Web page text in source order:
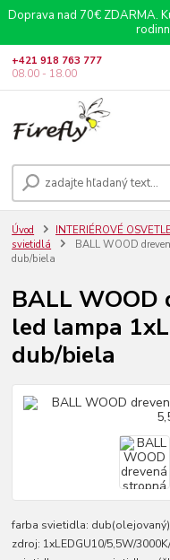
Doprava nad 70€ ZDARMA.
+421 918 763 777
08.00 - 18.00
Úvod INTERIÉROVÉ
svietidlá
BALL WOOD
dub/biela
BALL WOOD
led lampa
dub/biela
farba svietidla:
zdroj: 1xLEDGU10/5,5W/